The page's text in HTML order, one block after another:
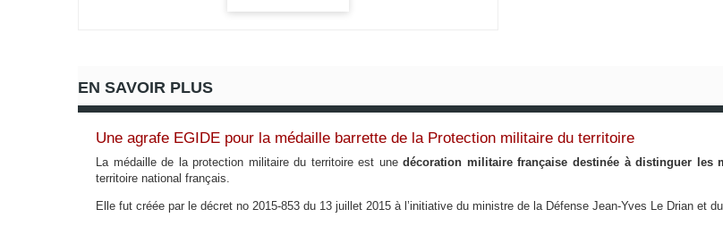
EN SAVOIR PLUS
Une agrafe EGIDE pour la médaille barrette de la Protection militaire du territoire
La médaille de la protection militaire du territoire est unedécoration militaire française destinée à distinguer les
territoire national français.
Elle fut créée par le décret no 2015-853 du 13 juillet 2015 à l’initiative du ministre de la Défense Jean-Yves Le Drian et